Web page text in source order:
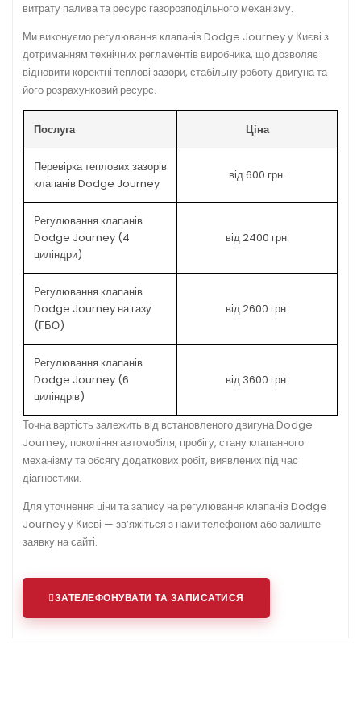
витрату палива та ресурс газорозподільного механізму.
Ми виконуємо регулювання клапанів Dodge Journey у Києві з
дотриманням технічних регламентів виробника, що дозволяє
відновити коректні теплові зазори, стабільну роботу двигуна та
його розрахунковий ресурс.
Послуга Ціна
Перевірка теплових зазорів
клапанів Dodge Journey
від 600 грн.
Регулювання клапанів
Dodge Journey (4
циліндри)
від 2400 грн.
Регулювання клапанів
Dodge Journey на газу
(ГБО)
від 2600 грн.
Регулювання клапанів
Dodge Journey (6
циліндрів)
від 3600 грн.
Точна вартість залежить від встановленого двигуна Dodge
Journey, покоління автомобіля, пробігу, стану клапанного
механізму та обсягу додаткових робіт, виявлених під час
діагностики.
Для уточнення ціни та запису на регулювання клапанів Dodge
Journey у Києві — зв’яжіться з нами телефоном або залиште
заявку на сайті.
ЗАТЕЛЕФОНУВАТИ ТА ЗАПИСАТИСЯ